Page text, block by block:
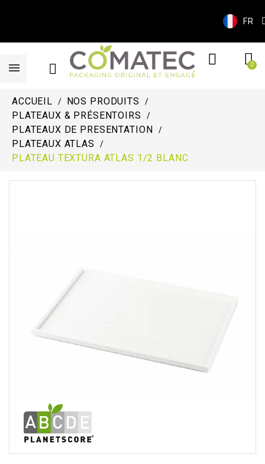
FR
ACCUEIL
NOS PRODUITS
PLATEAUX & PRÉSENTOIRS
PLATEAUX DE PRESENTATION
PLATEAUX ATLAS
PLATEAU TEXTURA ATLAS 1/2 BLANC